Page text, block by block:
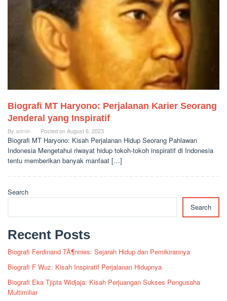
Biografi MT Haryono: Perjalanan Karier Seorang
Jenderal yang Inspiratif
By admin Posted onAugust 6, 2023
Biografi MT Haryono: Kisah Perjalanan Hidup Seorang Pahlawan
Indonesia Mengetahui riwayat hidup tokoh-tokoh inspiratif di Indonesia
tentu memberikan banyak manfaat […]
Search
Search
Recent Posts
Biografi Ferdinand TÃ¶nnies: Sejarah Hidup dan Pemikirannya
Biografi F Wuz: Kisah Inspiratif Perjalanan Hidupnya
Biografi Eka Tjipta Widjaja: Kisah Perjuangan Sukses Pengusaha
Multimiliar